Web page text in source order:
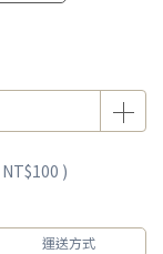
NT$100 )
運送方式